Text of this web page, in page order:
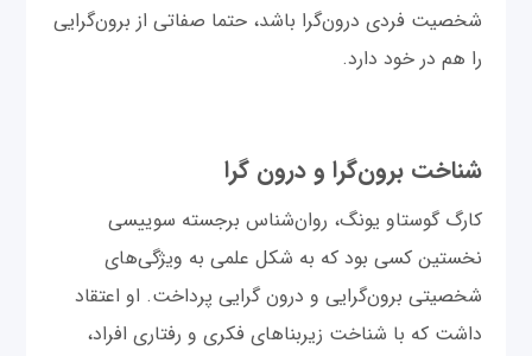
شخصیت فردی درون‌گرا باشد، حتما صفاتی از برون‌گرایی
را هم در خود دارد.
شناخت برون‌گرا و درون گرا
کارگ گوستاو یونگ، روان‌شناس برجسته سوییسی
نخستین کسی بود که به شکل علمی به ویژگی‌های
شخصیتی برون‌گرایی و درون گرایی پرداخت. او اعتقاد
داشت که با شناخت زیربناهای فکری و رفتاری افراد،